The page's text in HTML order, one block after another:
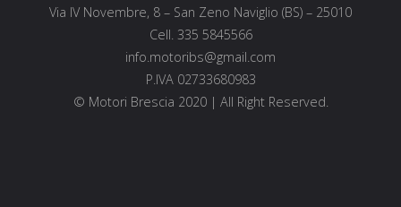
Via IV Novembre, 8 – San Zeno Naviglio (BS) – 25010
Cell. 335 5845566
info.motoribs@gmail.com
P.IVA 02733680983
© Motori Brescia 2020 | All Right Reserved.